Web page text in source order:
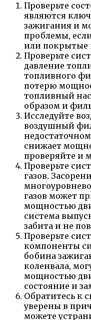
Проверьте
являются
зажигания и
проблемы,
или покрытые
Проверьте
давление
топливного
потерю
топливный
образом и
Исследуйте
воздушный
снижает
проверяйте и
Проверьте
газов.
газов может
мощностью
система
забита и не
Проверьте
компоненты
бобина
коленвала,
мощностью
состояние и
Обратитесь к
уверены в
можете